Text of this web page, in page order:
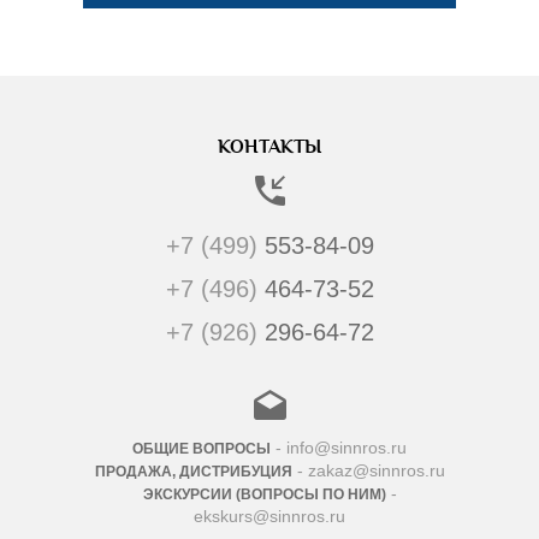
КОНТАКТЫ
+7 (499) 553-84-09
+7 (496) 464-73-52
+7 (926) 296-64-72
ОБЩИЕ ВОПРОСЫ - info@sinnros.ru
ПРОДАЖА, ДИСТРИБУЦИЯ - zakaz@sinnros.ru
ЭКСКУРСИИ (ВОПРОСЫ ПО НИМ)-
ekskurs@sinnros.ru